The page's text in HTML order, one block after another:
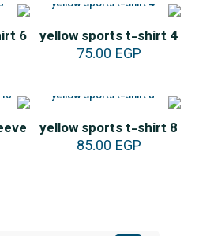
yellow sports t-shirt 4
75.00 EGP
6
yellow sports t-shirt 8
85.00 EGP